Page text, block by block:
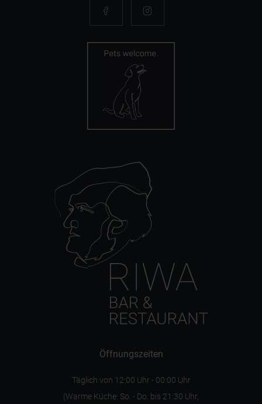
Öffnungszeiten
Täglich von 12:00 Uhr - 00:00 Uhr
(Warme Küche: So. - Do. bis 21:30 Uhr,